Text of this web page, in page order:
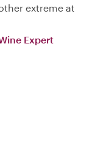
extreme at
Expert